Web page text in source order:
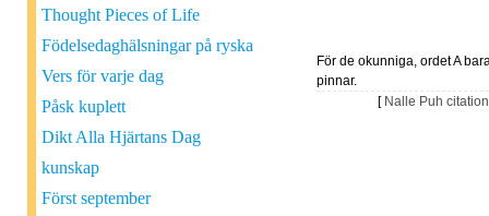
Thought Pieces of Life
Födelsedaghälsningar på ryska
Vers för varje dag
Påsk kuplett
Dikt Alla Hjärtans Dag
kunskap
Först september
För de okunniga, ordet A
pinnar.
[ Nalle Puh